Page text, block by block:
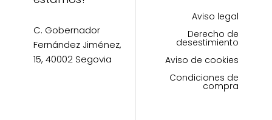
C. Gobernador
Fernández Jiménez,
15, 40002 Segovia
Aviso legal
Derecho de
desestimiento
Aviso de cookies
Condiciones de
compra